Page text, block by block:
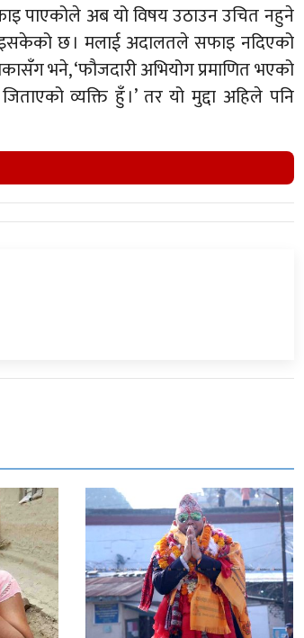
पाएकोले अब यो विषय उठाउन उचित नहुने
भइसकेको छ । मलाई अदालतले सफाइ नदिएको
भने, ‘फौजदारी अभियोग प्रमाणित भएको
व्यक्ति हुँ ।’ तर यो मुद्दा अहिले पनि